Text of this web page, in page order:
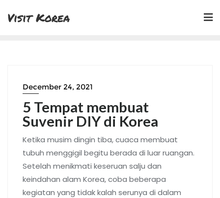
Visit Korea
December 24, 2021
5 Tempat membuat
Suvenir DIY di Korea
Ketika musim dingin tiba, cuaca membuat
tubuh menggigil begitu berada di luar ruangan.
Setelah menikmati keseruan salju dan
keindahan alam Korea, coba beberapa
kegiatan yang tidak kalah serunya di dalam